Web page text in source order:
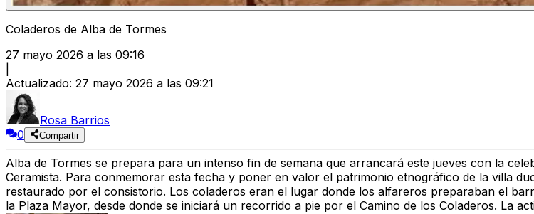
Coladeros de Alba de Tormes
27 mayo 2026 a las 09:16
Actualizado: 27 mayo 2026 a las 09:21
Rosa Barrios
0
Compartir
Alba de Tormes se prepara para un intenso fin de semana que arrancará este jueves con la
Ceramista. Para conmemorar esta fecha y poner en valor el patrimonio etnográfico de la villa
restaurado por el consistorio. Los coladeros eran el lugar donde los alfareros preparaban el
la Plaza Mayor, desde donde se iniciará un recorrido a pie por el Camino de los Coladeros. La